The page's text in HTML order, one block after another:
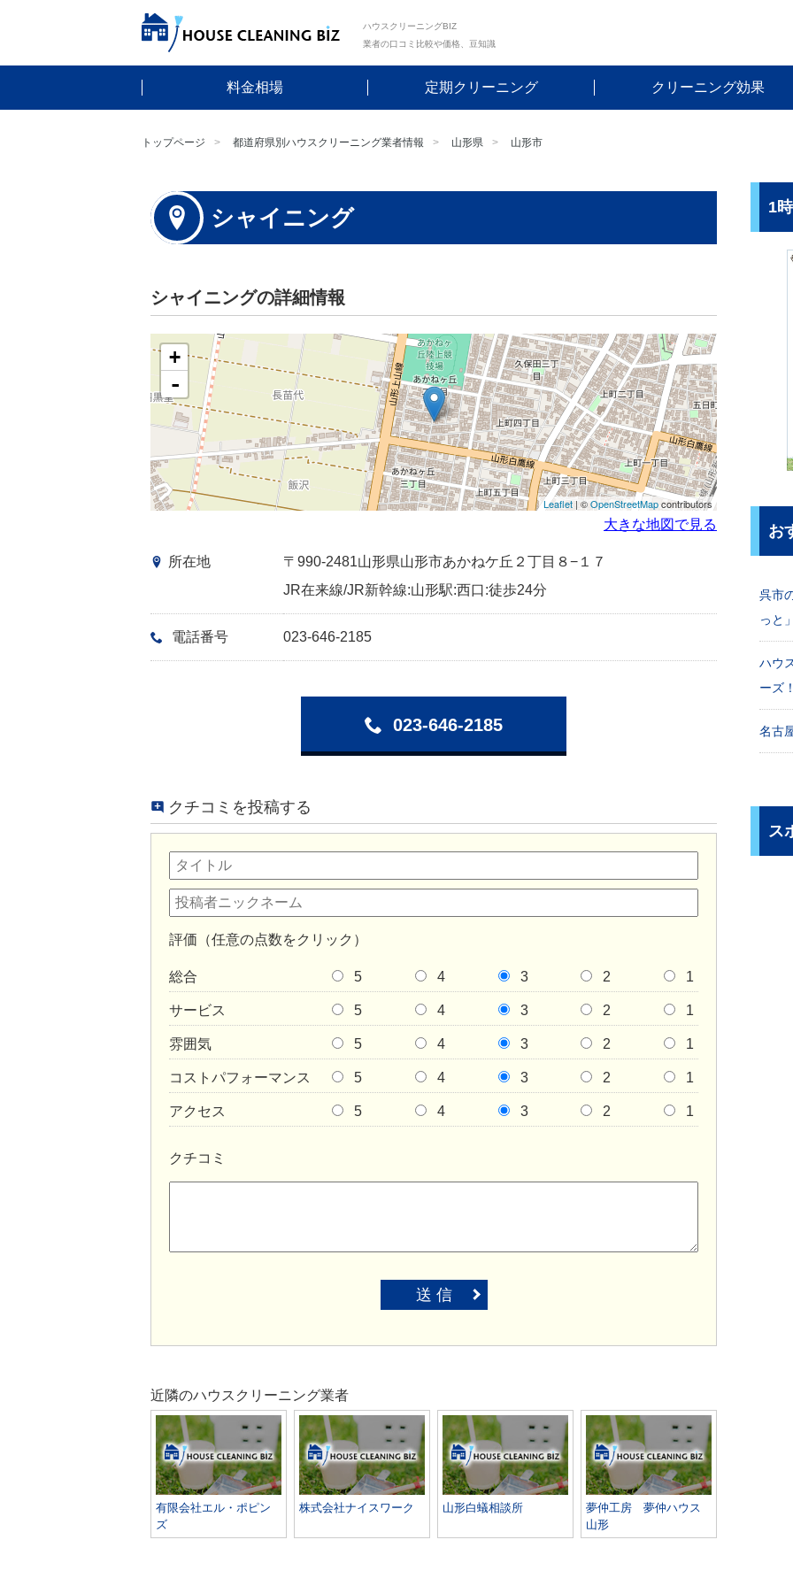
ハウスクリーニングBIZ
業者の口コミ比較や価格、豆知識
料金相場 定期クリーニング クリーニング効果
トップページ 都道府県別ハウスクリーニング業者情報 山形県 山形市
シャイニング
シャイニングの詳細情報
+
-
Leaflet| ©OpenStreetMapcontributors
大きな地図で見る
所在地
〒990-2481山形県山形市あかねケ丘２丁目８−１７
JR在来線/JR新幹線:山形駅:西口:徒歩24分
電話番号 023-646-2185
023-646-2185
クチコミを投稿する
評価（任意の点数をクリック）
総合 5 4 3 2 1
サービス 5 4 3 2 1
雰囲気 5 4 3 2 1
コストパフォーマンス 5 4 3 2 1
アクセス 5 4 3 2 1
クチコミ
送 信
近隣のハウスクリーニング業者
有限会社エル・ポピン
ズ
株式会社ナイスワーク 山形白蟻相談所
夢仲工房 夢仲ハウス
山形
1
お
呉市
っと」
ハウ
ーズ！
名古
ス